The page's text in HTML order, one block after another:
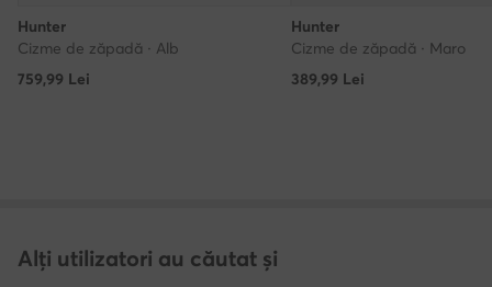
Hunter
Cizme de zăpadă · Alb
759,99 Lei
Hunter
Cizme de zăpadă · Maro
389,99 Lei
Alți utilizatori au căutat și